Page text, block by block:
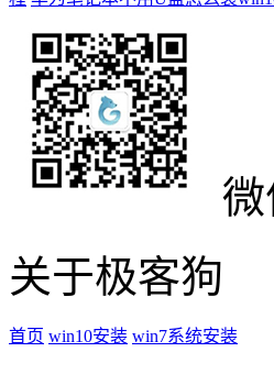
关于极客狗
首页 win10安装 win7系统安装